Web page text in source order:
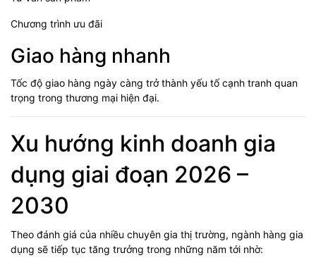
Chương trình ưu đãi
Giao hàng nhanh
Tốc độ giao hàng ngày càng trở thành yếu tố cạnh tranh quan
trọng trong thương mại hiện đại.
Xu hướng kinh doanh gia
dụng giai đoạn 2026 –
2030
Theo đánh giá của nhiều chuyên gia thị trường, ngành hàng gia
dụng sẽ tiếp tục tăng trưởng trong những năm tới nhờ: